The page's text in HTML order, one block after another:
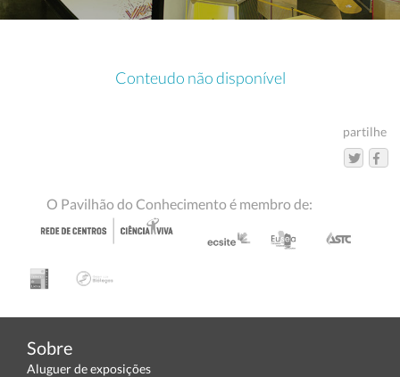
Conteudo não disponível
partilhe
O Pavilhão do Conhecimento é membro de:
Sobre
Aluguer de exposições